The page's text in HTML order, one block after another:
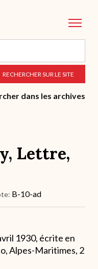
dans les archives
Lettre,
B-10-ad
1930, écrite en
Alpes-Maritimes, 2